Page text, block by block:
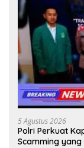
5 Agustus 2026
Polri Perkuat
Scamming yang